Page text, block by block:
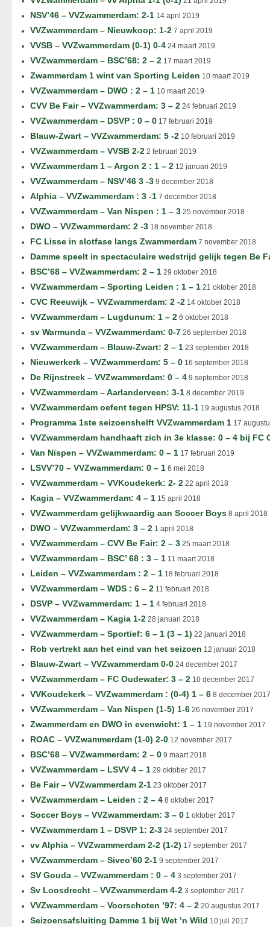
NSV’46 – VVZwammerdam: 2-1 14 april 2019
VVZwammerdam – Nieuwkoop: 1-2 7 april 2019
VVSB – VVZwammerdam (0-1) 0-4 24 maart 2019
VVZwammerdam – BSC’68: 2 – 2 17 maart 2019
Zwammerdam 1 wint van Sporting Leiden 10 maart 2019
VVZwammerdam – DWO : 2 – 1 10 maart 2019
CVV Be Fair – VVZwammerdam: 3 – 2 24 februari 2019
VVZwammerdam – DSVP : 0 – 0 17 februari 2019
Blauw-Zwart – VVZwammerdam: 5 -2 10 februari 2019
VVZwammerdam – VVSB 2-2 2 februari 2019
VVZwammerdam 1 – Argon 2 : 1 – 2 12 januari 2019
VVZwammerdam – NSV’46 3 -3 9 december 2018
Alphia – VVZwammerdam : 3 -1 7 december 2018
VVZwammerdam – Van Nispen : 1 – 3 25 november 2018
DWO – VVZwammerdam: 2 -3 18 november 2018
FC Lisse in slotfase langs Zwammerdam 7 november 2018
Damme speelt in spectaculaire wedstrijd gelijk tegen Be
BSC’68 – VVZwammerdam: 2 – 1 29 oktober 2018
VVZwammerdam – Sporting Leiden : 1 – 1 21 oktober 2018
CVC Reeuwijk – VVZwammerdam: 2 -2 14 oktober 2018
VVZwammerdam – Lugdunum: 1 – 2 6 oktober 2018
sv Warmunda – VVZwammerdam: 0-7 26 september 2018
VVZwammerdam – Blauw-Zwart: 2 – 1 23 september 2018
Nieuwerkerk – VVZwammerdam: 5 – 0 16 september 2018
De Rijnstreek – VVZwammerdam: 0 – 4 9 september 2018
VVZwammerdam – Aarlanderveen: 3-1 8 december 2019
VVZwammerdam oefent tegen HPSV: 11-1 19 augustus 2018
Programma 1ste seizoenshelft VVZwammerdam 1 17
VVZwammerdam handhaaft zich in 3e klasse: 0 – 4 bij FC
Van Nispen – VVZwammerdam: 0 – 1 17 februari 2019
LSVV’70 – VVZwammerdam: 0 – 1 6 mei 2018
VVZwammerdam – VVKoudekerk: 2- 2 22 april 2018
Kagia – VVZwammerdam: 4 – 1 15 april 2018
VVZwammerdam gelijkwaardig aan Soccer Boys 8 april 2018
DWO – VVZwammerdam: 3 – 2 1 april 2018
VVZwammerdam – CVV Be Fair: 2 – 3 25 maart 2018
VVZwammerdam – BSC’ 68 : 3 – 1 11 maart 2018
Leiden – VVZwammerdam : 2 – 1 18 februari 2018
VVZwammerdam – WDS : 6 – 2 11 februari 2018
DSVP – VVZwammerdam: 1 – 1 4 februari 2018
VVZwammerdam – Kagia 1-2 28 januari 2018
VVZwammerdam – Sportief: 6 – 1 (3 – 1) 22 januari 2018
Rob vertrekt aan het eind van het seizoen 12 januari 2018
Blauw-Zwart – VVZwammerdam 0-0 24 december 2017
VVZwammerdam – FC Oudewater: 3 – 2 10 december 2017
VVKoudekerk – VVZwammerdam : (0-4) 1 – 6 8 december 2017
VVZwammerdam – Van Nispen (1-5) 1-6 26 november 2017
Zwammerdam en DWO in evenwicht: 1 – 1 19 november 2017
ROAC – VVZwammerdam (1-0) 2-0 12 november 2017
BSC’68 – VVZwammerdam: 2 – 0 9 maart 2018
VVZwammerdam – LSVV 4 – 1 29 oktober 2017
Be Fair – VVZwammerdam 2-1 23 oktober 2017
VVZwammerdam – Leiden : 2 – 4 8 oktober 2017
Soccer Boys – VVZwammerdam: 3 – 0 1 oktober 2017
VVZwammerdam 1 – DSVP 1: 2-3 24 september 2017
vv Alphia – VVZwammerdam 2-2 (1-2) 17 september 2017
VVZwammerdam – Siveo’60 2-1 9 september 2017
SV Gouda – VVZwammerdam : 0 – 4 3 september 2017
Sv Loosdrecht – VVZwammerdam 4-2 3 september 2017
VVZwammerdam – Voorschoten ’97: 4 – 2 20 augustus 2017
Seizoensafsluiting Damme 1 bij Wet ’n Wild 10 juli 2017